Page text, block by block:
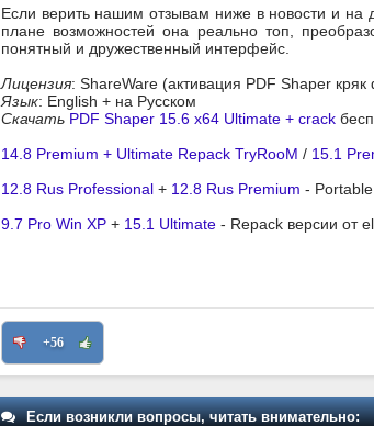
Если верить нашим отзывам ниже в новости и на
плане возможностей она реально топ,
понятный и дружественный интерфейс.
Лицензия: ShareWare (активация PDF Shaper
Язык: English + на Русском
Скачать PDF Shaper 15.6 x64 Ultimate + crack
14.8 Premium + Ultimate Repack TryRooM / 15.1
12.8 Rus Professional + 12.8 Rus Premium -
9.7 Pro Win XP + 15.1 Ultimate - Repack версии от
+56
Если возникли вопросы, читать внимательно: